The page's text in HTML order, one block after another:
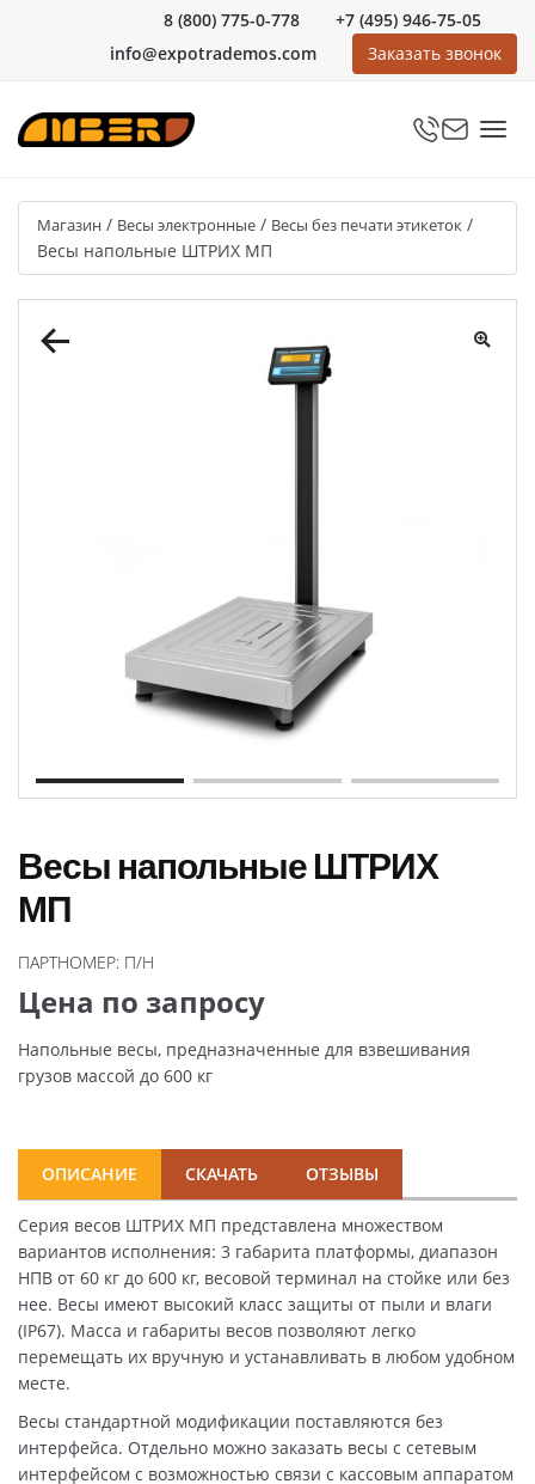
8 (800) 775-0-778
+7 (495) 946-75-05
info@expotrademos.com
Заказать звонок
Магазин / Весы электронные / Весы без печати этикеток /
Весы напольные ШТРИХ МП
Весы напольные ШТРИХ
МП
ПАРТНОМЕР: П/Н
Цена по запросу
Напольные весы, предназначенные для взвешивания
грузов массой до 600 кг
ОПИСАНИЕ СКАЧАТЬ ОТЗЫВЫ
Серия весов ШТРИХ МП представлена множеством
вариантов исполнения: 3 габарита платформы, диапазон
НПВ от 60 кг до 600 кг, весовой терминал на стойке или без
нее. Весы имеют высокий класс защиты от пыли и влаги
(IP67). Масса и габариты весов позволяют легко
перемещать их вручную и устанавливать в любом удобном
месте.
Весы стандартной модификации поставляются без
интерфейса. Отдельно можно заказать весы с сетевым
интерфейсом с возможностью связи с кассовым аппаратом